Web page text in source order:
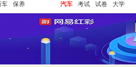
车 保养
汽车
考试 试卷 大学